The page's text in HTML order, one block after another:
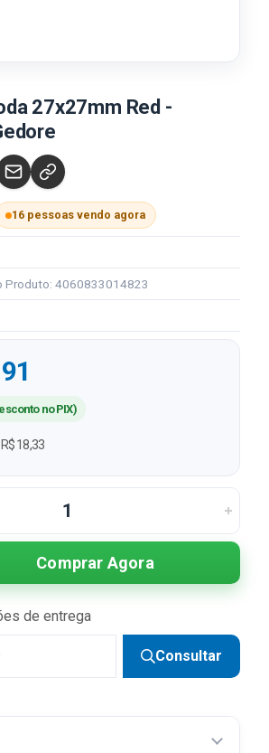
27x27mm Red -
16 pessoas vendo agora
Produto: 4060833014823
no PIX)
18,33
Comprar Agora
de entrega
Consultar